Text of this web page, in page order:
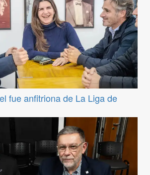
fue anfitriona de La Liga de